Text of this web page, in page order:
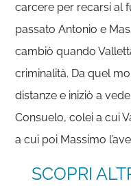
carcere per recarsi al
passato Antonio e
cambiò quando
criminalità. Da quel
distanze e iniziò a
Consuelo, colei a cui
a cui poi Massimo
SCOPRI